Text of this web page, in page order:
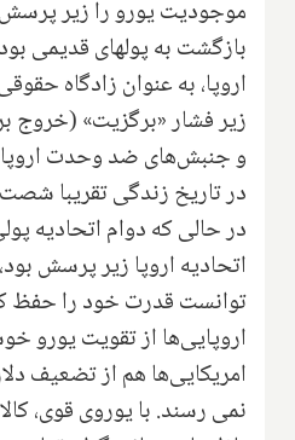
موجودیت یورو را زیر
بازگشت به پولهای قدیمی
اروپا، به عنوان زادگاه
زیر فشار «برگزیت» (خروج
و جنبش‌های ضد وحدت
در تاریخ زندگی تقریبا
در حالی که دوام اتحادیه
اتحادیه اروپا زیر پرسش
توانست قدرت خود را حفظ
اروپایی‌ها از تقویت یورو
امریکایی‌ها هم از تضعیف
نمی رسند. با یوروی قوی،